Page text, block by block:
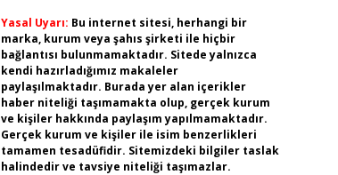
Yasal Uyarı: Bu internet sitesi, herhangi bir
marka, kurum veya şahıs şirketi ile hiçbir
bağlantısı bulunmamaktadır. Sitede yalnızca
kendi hazırladığımız makaleler
paylaşılmaktadır. Burada yer alan içerikler
haber niteliği taşımamakta olup, gerçek kurum
ve kişiler hakkında paylaşım yapılmamaktadır.
Gerçek kurum ve kişiler ile isim benzerlikleri
tamamen tesadüfidir. Sitemizdeki bilgiler taslak
halindedir ve tavsiye niteliği taşımazlar.